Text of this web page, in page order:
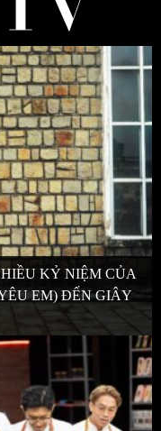
KỶ NIỆM CỦA
EM) ĐẾN GIÂY